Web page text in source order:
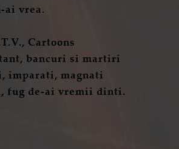
ai vrea.
Cartoons
bancuri si martiri
imparati, magnati
fug de-ai vremii dinti.